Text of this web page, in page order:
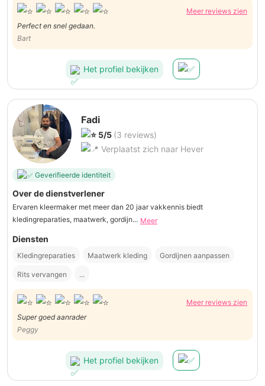
Meer reviews zien
Perfect en snel gedaan.
Bart
Het profiel bekijken
Fadi
5/5 (3 reviews)
Verplaatst zich naar Hever
Geverifieerde identiteit
Over de dienstverlener
Ervaren kleermaker met meer dan 20 jaar vakkennis biedt
kledingreparaties, maatwerk, gordijn... Meer
Diensten
Kledingreparaties Maatwerk kleding Gordijnen aanpassen
Rits vervangen ...
Meer reviews zien
Super goed aanrader
Peggy
Het profiel bekijken